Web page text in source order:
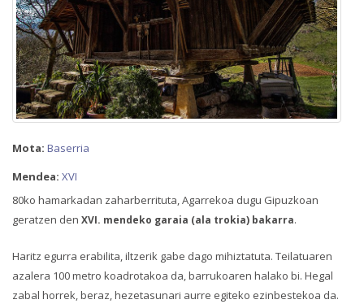
Mota: Baserria
Mendea: XVI
80ko hamarkadan zaharberrituta, Agarrekoa dugu Gipuzkoan
geratzen den XVI. mendeko garaia (ala trokia) bakarra.
Haritz egurra erabilita, iltzerik gabe dago mihiztatuta. Teilatuaren
azalera 100 metro koadrotakoa da, barrukoaren halako bi. Hegal
zabal horrek, beraz, hezetasunari aurre egiteko ezinbestekoa da.